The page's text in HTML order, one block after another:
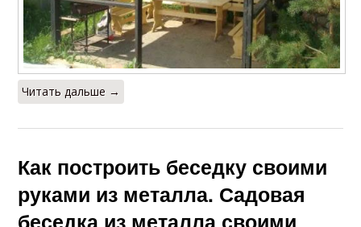
Читать дальше →
Как построить беседку своими
руками из металла. Садовая